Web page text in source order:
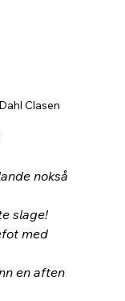
Clasen
nokså
slage!
med
en aften